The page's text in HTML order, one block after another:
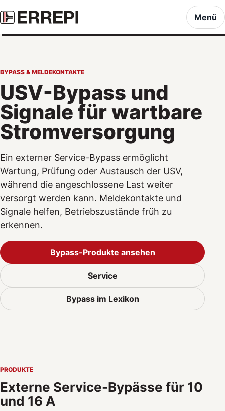
Menü
BYPASS & MELDEKONTAKTE
USV-Bypass und
Signale für wartbare
Stromversorgung
Ein externer Service-Bypass ermöglicht
Wartung, Prüfung oder Austausch der USV,
während die angeschlossene Last weiter
versorgt werden kann. Meldekontakte und
Signale helfen, Betriebszustände früh zu
erkennen.
Bypass-Produkte ansehen
Service
Bypass im Lexikon
PRODUKTE
Externe Service-Bypässe für 10
und 16 A